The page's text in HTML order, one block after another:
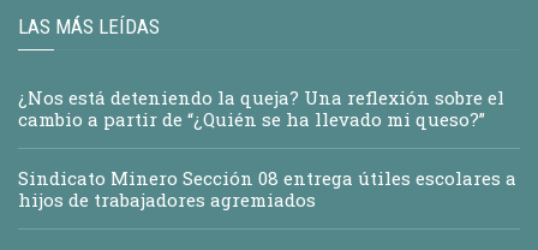
LAS MÁS LEÍDAS
¿Nos está deteniendo la queja? Una reflexión sobre el
cambio a partir de “¿Quién se ha llevado mi queso?”
Sindicato Minero Sección 08 entrega útiles escolares a
hijos de trabajadores agremiados